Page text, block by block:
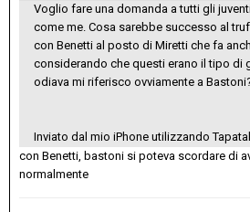
Voglio fare una domanda a tutti gli
come me. Cosa sarebbe successo al
con Benetti al posto di Miretti che fa
considerando che questi erano il tipo di
odiava mi riferisco ovviamente a
Inviato dal mio iPhone utilizzando
con Benetti, bastoni si poteva scordare di
normalmente